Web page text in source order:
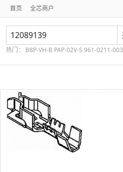
首页 全芯商户
热门： B8P-VH-B PAP-02V-S 961-0211-003